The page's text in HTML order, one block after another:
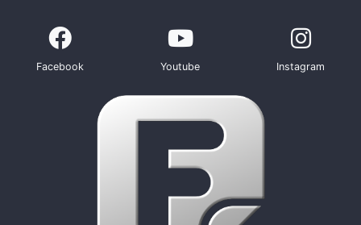
Facebook Youtube Instagram